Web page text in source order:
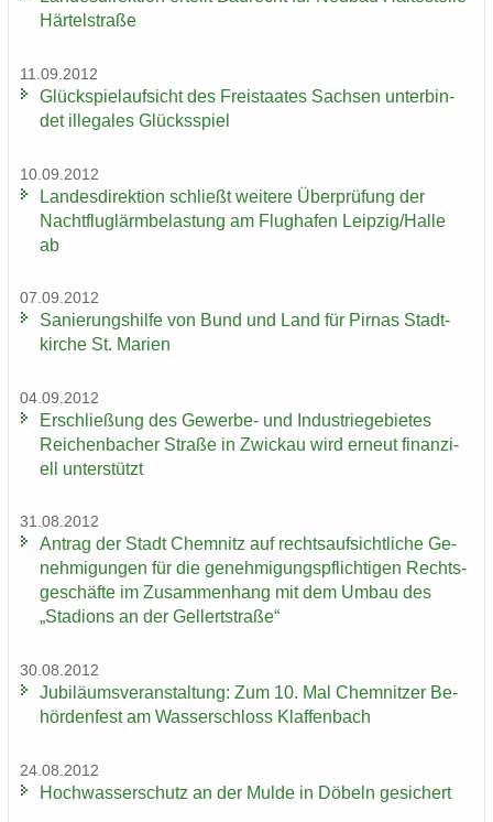
Här­tel­stra­ße
11.09.2012
Glück­spiel­auf­sicht des Frei­staa­tes Sach­sen un­ter­bin­
det il­le­ga­les Glücks­spiel
10.09.2012
Lan­des­di­rek­ti­on schließt wei­te­re Über­prü­fung der
Nacht­flug­lärm­be­las­tung am Flug­ha­fen Leip­zig/Halle
ab
07.09.2012
Sa­nie­rungs­hil­fe von Bund und Land für Pirnas Stadt­
kir­che St. Ma­ri­en
04.09.2012
Er­schlie­ßung des Gewerbe-​ und In­dus­trie­ge­bie­tes
Rei­chen­ba­cher Stra­ße in Zwi­ckau wird er­neut fi­nan­zi­
ell un­ter­stützt
31.08.2012
An­trag der Stadt Chem­nitz auf rechts­auf­sicht­li­che Ge­
neh­mi­gun­gen für die ge­neh­mi­gungs­pflich­ti­gen Rechts­
ge­schäf­te im Zu­sam­men­hang mit dem Umbau des
„Sta­di­ons an der Gel­lert­stra­ße“
30.08.2012
Ju­bi­lä­ums­ver­an­stal­tung: Zum 10. Mal Chem­nit­zer Be­
hör­den­fest am Was­ser­schloss Klaf­fen­bach
24.08.2012
Hoch­was­ser­schutz an der Mulde in Dö­beln ge­si­chert